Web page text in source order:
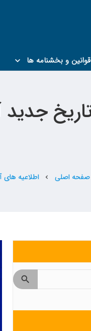
قوانین و بخشنامه ها
صفحه اصلی chevron_left اطلاعیه